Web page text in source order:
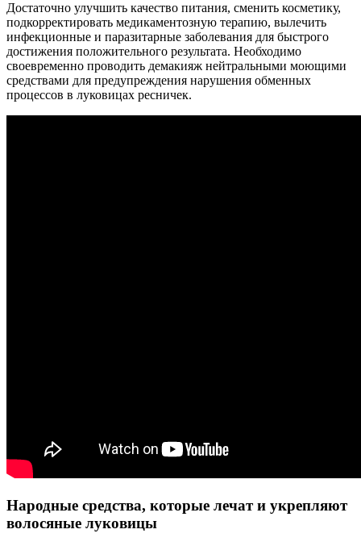
Достаточно улучшить качество питания, сменить косметику,
подкорректировать медикаментозную терапию, вылечить
инфекционные и паразитарные заболевания для быстрого
достижения положительного результата. Необходимо
своевременно проводить демакияж нейтральными моющими
средствами для предупреждения нарушения обменных
процессов в луковицах ресничек.
Народные средства, которые лечат и укрепляют
волосяные луковицы